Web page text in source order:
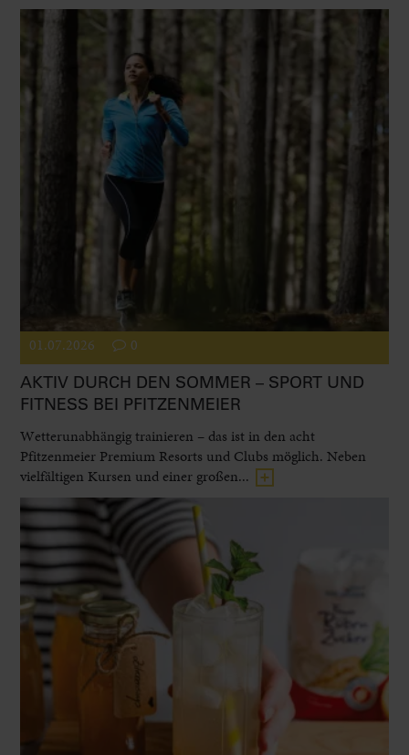
01.07.2026 0
AKTIV DURCH DEN SOMMER – SPORT UND
FITNESS BEI PFITZENMEIER
Wetterunabhängig trainieren – das ist in den acht
Pfitzenmeier Premium Resorts und Clubs möglich. Neben
vielfältigen Kursen und einer großen...